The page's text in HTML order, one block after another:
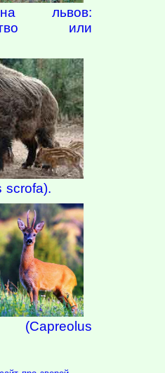
львов:
или
scrofa).